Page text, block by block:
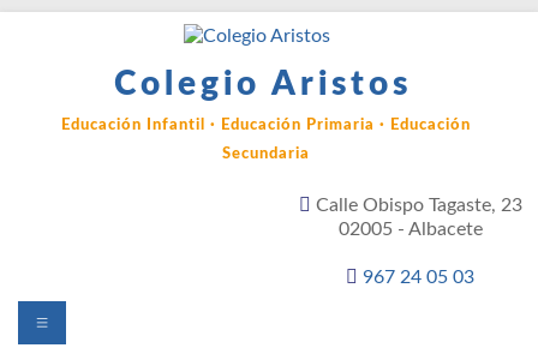
Colegio Aristos
Educación Infantil · Educación Primaria · Educación
Secundaria
Calle Obispo Tagaste, 23
02005 - Albacete
967 24 05 03
Menú